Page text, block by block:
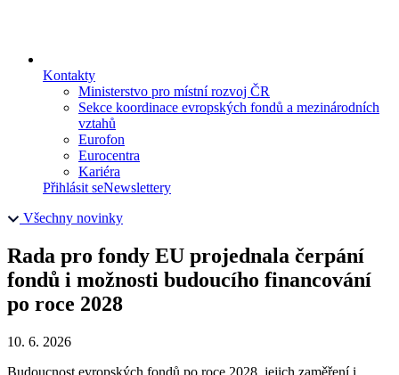
Kontakty
Ministerstvo pro místní rozvoj ČR
Sekce koordinace evropských fondů a mezinárodních
vztahů
Eurofon
Eurocentra
Kariéra
Přihlásit seNewslettery
Všechny novinky
Rada pro fondy EU projednala čerpání
fondů i možnosti budoucího financování
po roce 2028
10. 6. 2026
Budoucnost evropských fondů po roce 2028, jejich zaměření i